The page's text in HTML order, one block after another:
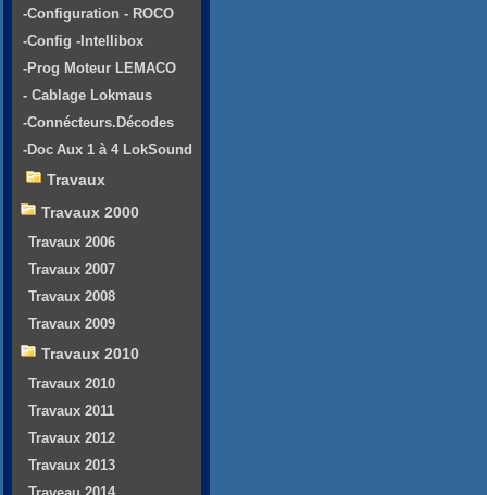
-Configuration - ROCO
-Config -Intellibox
-Prog Moteur LEMACO
- Cablage Lokmaus
-Connécteurs.Décodes
-Doc Aux 1 à 4 LokSound
Travaux
Travaux 2000
Travaux 2006
Travaux 2007
Travaux 2008
Travaux 2009
Travaux 2010
Travaux 2010
Travaux 2011
Travaux 2012
Travaux 2013